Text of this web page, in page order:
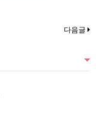
다음글